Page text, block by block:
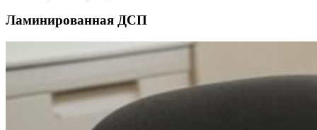
Ламинированная ДСП